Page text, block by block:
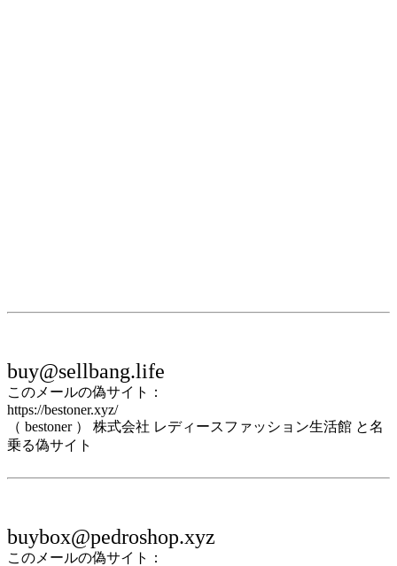
buy@sellbang.life
このメールの偽サイト：
https://bestoner.xyz/
（ bestoner ） 株式会社 レディースファッション生活館 と名
乗る偽サイト
buybox@pedroshop.xyz
このメールの偽サイト：